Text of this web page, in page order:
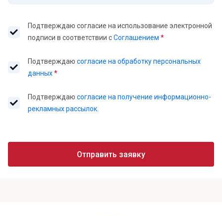
Подтверждаю согласие на использование электронной
подписи в соответствии сСоглашением *
Подтверждаю согласие на обработку персональных
данных*
Подтверждаю согласие на получение информационно-
рекламных рассылок.
Отправить заявку